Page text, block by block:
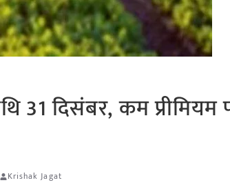
31 दिसंबर, कम प्रीमियम
Krishak Jagat